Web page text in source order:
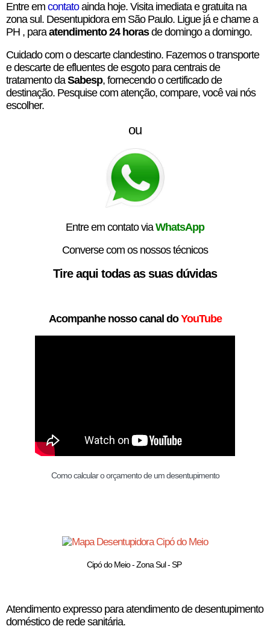
Entre em contatoainda hoje. Visita imediata e gratuita na
zona sul . Desentupidora em São Paulo. Ligue já e chame a
PH , paraatendimento 24 horasde domingo a domingo.
Cuidado com o descarte clandestino. Fazemos o transporte
e descarte de efluentes de esgoto para centrais de
tratamento daSabesp, fornecendo o certificado de
destinação. Pesquise com atenção, compare, você vai nós
escolher.
ou
Entre em contato viaWhatsApp
Converse com os nossos técnicos
Tire aqui todas as suas dúvidas
Acompanhe nosso canal do YouTube
Como calcular o orçamento de um desentupimento
Cipó do Meio - Zona Sul - SP
Atendimento expresso para atendimento de desentupimento
doméstico de rede sanitária.